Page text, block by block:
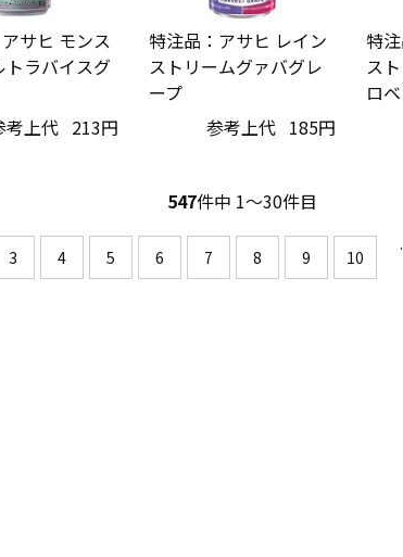
サヒ モンス
トラバイスグ
考上代 213円
特注品：アサヒ レイン
ストリームグァバグレ
ープ
参考上代 185円
特
ス
ロ
547件中 1〜30件目
3 4 5 6 7 8 9 10